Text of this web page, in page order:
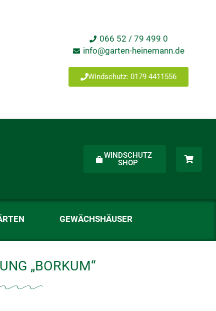
066 52 / 79 499 0
info@garten-heinemann.de
Windschutz: 0179 4411556
WINDSCHUTZ
SHOP
GEWÄCHSHÄUSER
„BORKUM“